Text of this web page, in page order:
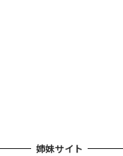
姉妹サイト